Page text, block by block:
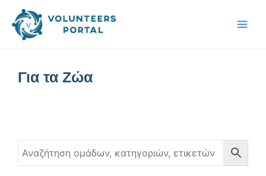
content
Για τα Ζώα